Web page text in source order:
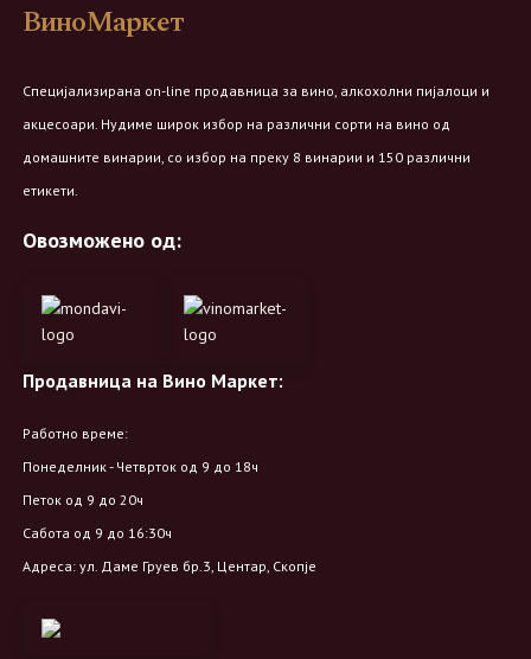
ВиноМаркет
Специјализирана on-line продавница за вино, алкохолни пијалоци и
акцесоари. Нудиме широк избор на различни сорти на вино од
домашните винарии, со избор на преку 8 винарии и 150 различни
етикети.
Овозможено од:
Продавница на Вино Маркет:
Работно време:
Понеделник - Четврток од 9 до 18ч
Петок од 9 до 20ч
Сабота од 9 до 16:30ч
Адреса: ул. Даме Груев бр.3, Центар, Скопје